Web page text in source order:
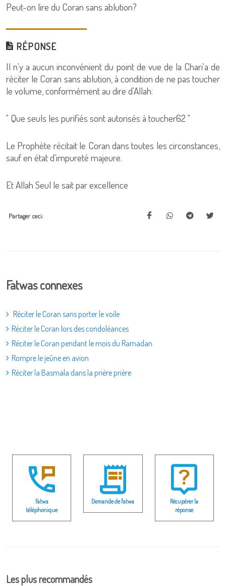
Peut-on lire du Coran sans ablution?
RÉPONSE
Il n'y a aucun inconvénient du point de vue de la Chari'a de
réciter le Coran sans ablution, à condition de ne pas toucher
le volume, conformément au dire d'Allah:
" Que seuls les purifiés sont autorisés à toucher62 "
Le Prophète récitait le Coran dans toutes les circonstances,
sauf en état d'impureté majeure.
Et Allah Seul le sait par excellence
Partager ceci:
Fatwas connexes
Réciter le Coran sans porter le voile
Réciter le Coran lors des condoléances
Réciter le Coran pendant le mois du Ramadan
Rompre le jeûne en avion
Réciter la Basmala dans la prière prière
Fatwa
téléphonique
Demande de fatwa
Récupérer la
réponse
Les plus recommandés